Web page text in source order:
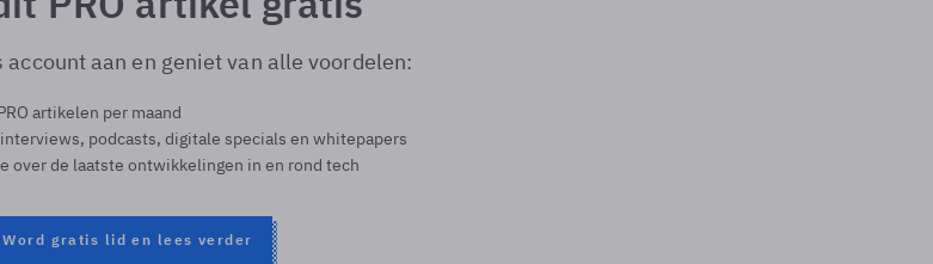
account aan en geniet van alle voordelen:
artikelen per maand
podcasts, digitale specials en whitepapers
over de laatste ontwikkelingen in en rond tech
Word gratis lid en lees verder